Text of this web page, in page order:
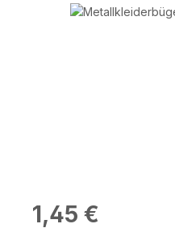
Bildergalerie überspringen
Regulärer Preis:
1,45 €